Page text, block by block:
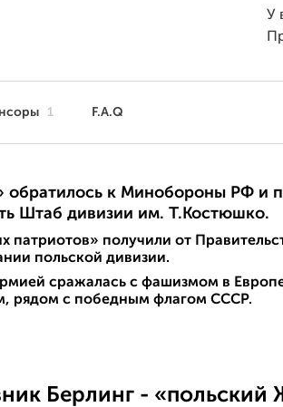
У
1 F.A.Q
обратилось к Минобороны РФ и
Штаб дивизии им. Т.Костюшко.
патриотов» получили от
польской дивизии.
сражалась с фашизмом в
рядом с победным флагом СССР.
Берлинг - «польский